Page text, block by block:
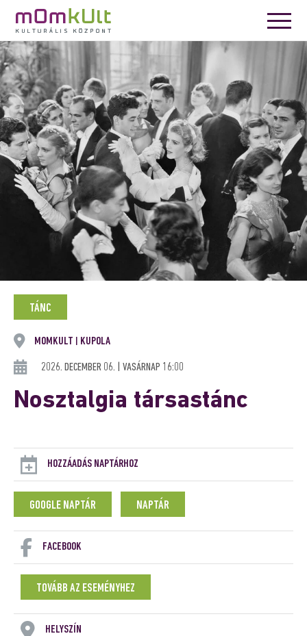
TÁNC
MOMKULT KUPOLA
2026. DECEMBER 06. | VASÁRNAP 16:00
Nosztalgia társastánc
HOZZÁADÁS NAPTÁRHOZ
GOOGLE NAPTÁR NAPTÁR
FACEBOOK
TOVÁBB AZ ESEMÉNYHEZ
HELYSZÍN